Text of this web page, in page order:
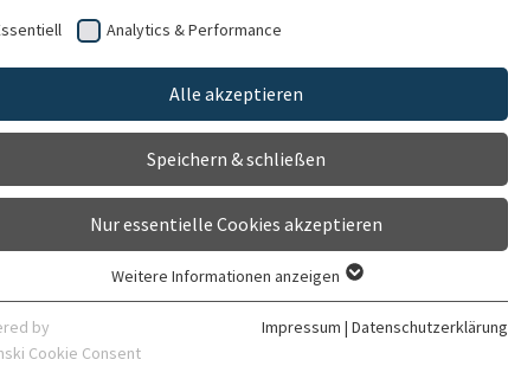
Analytics & Performance
Alle akzeptieren
Speichern & schließen
Nur essentielle Cookies akzeptieren
Cookies werden für grundlegende Funktionen der Webseite
Dadurch ist gewährleistet, dass die Webseite einwandfrei
Weitere Informationen anzeigen
by
Cookie Consent
Impressum | Datenschutzerklärung